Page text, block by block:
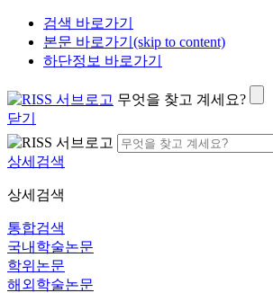
검색 바로가기
본문 바로가기(skip to content)
하단정보 바로가기
무엇을 찾고 계세요?
닫기
상세검색
상세검색
통합검색
국내학술논문
학위논문
해외학술논문